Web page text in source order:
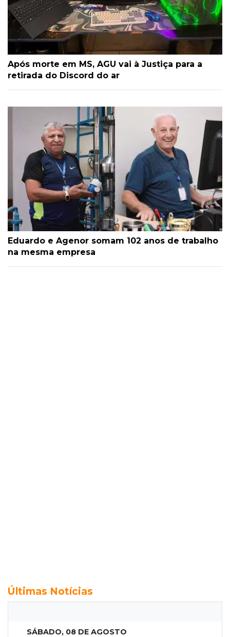
Após morte em MS, AGU vai à Justiça para a
retirada do Discord do ar
Eduardo e Agenor somam 102 anos de trabalho
na mesma empresa
Últimas Notícias
SÁBADO, 08 DE AGOSTO